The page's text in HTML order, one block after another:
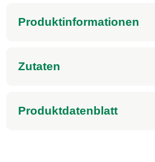
Produktinformationen
Zutaten
Produktdatenblatt